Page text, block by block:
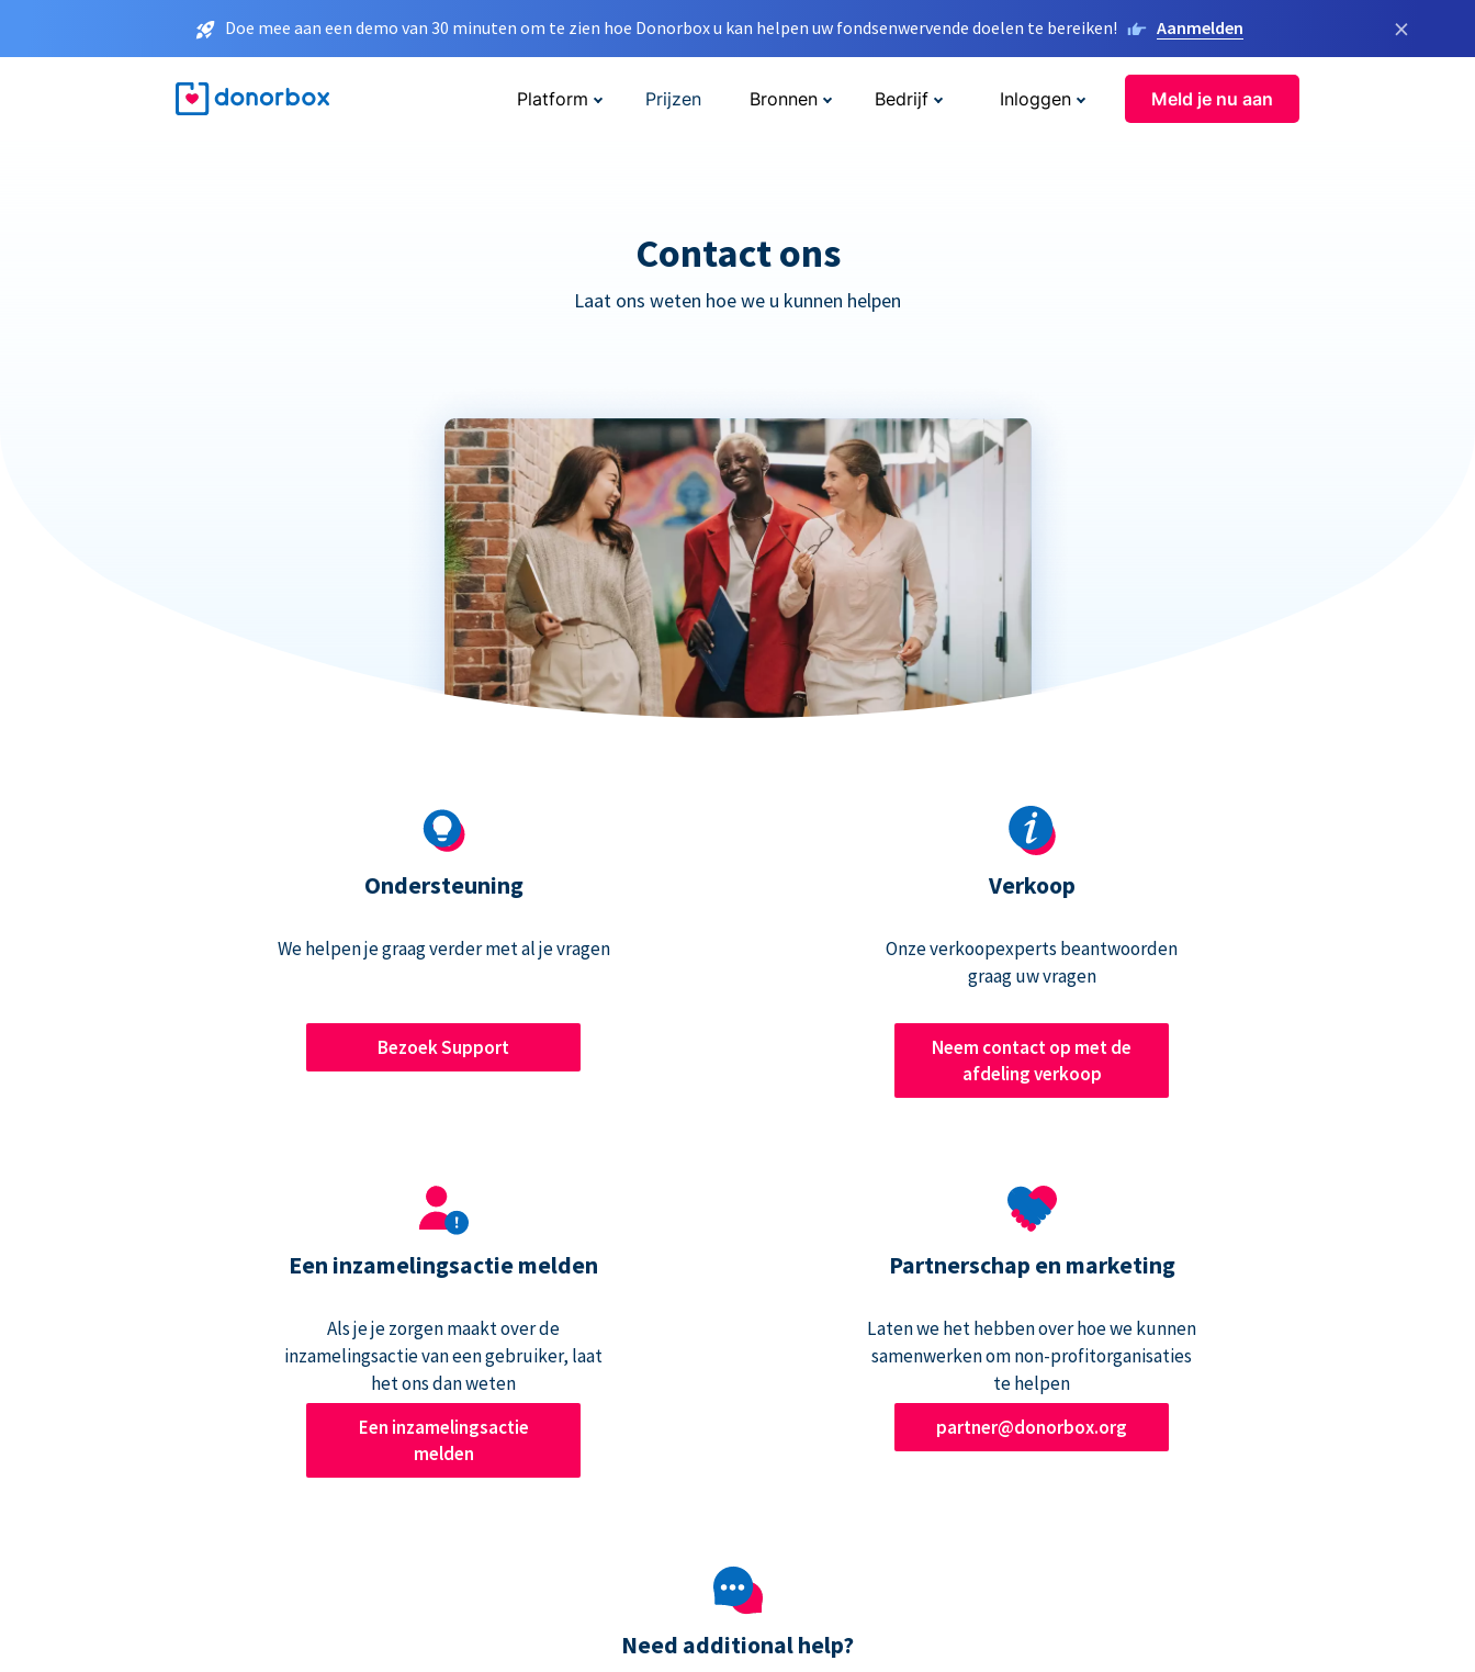
Doe mee aan een demo van 30 minuten om te zien hoe Donorbox u kan helpen uw fondsenwervende doelen te bereiken! Aanmelden ×
Platform Prijzen Bronnen Bedrijf Inloggen Meld je nu aan
Contact ons
Laat ons weten hoe we u kunnen helpen
Ondersteuning
We helpen je graag verder met al je vragen
Bezoek Support
Verkoop
Onze verkoopexperts beantwoorden
graag uw vragen
Neem contact op met de
afdeling verkoop
Een inzamelingsactie melden
Als je je zorgen maakt over de
inzamelingsactie van een gebruiker, laat
het ons dan weten
Een inzamelingsactie
melden
Partnerschap en marketing
Laten we het hebben over hoe we kunnen
samenwerken om non-profitorganisaties
te helpen
partner@donorbox.org
Need additional help?